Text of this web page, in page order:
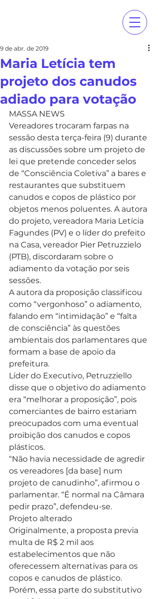
Maria Letícia tem
projeto dos canudos
adiado para votação
9 de abr. de 2019
MASSA NEWS
Vereadores trocaram farpas na
sessão desta terça-feira (9) durante
as discussões sobre um projeto de
lei que pretende conceder selos
de “Consciência Coletiva” a bares e
restaurantes que substituem
canudos e copos de plástico por
objetos menos poluentes. A autora
do projeto, vereadora Maria Letícia
Fagundes (PV) e o líder do prefeito
na Casa, vereador Pier Petruzzielo
(PTB), discordaram sobre o
adiamento da votação por seis
sessões.
A autora da proposição classificou
como “vergonhoso” o adiamento,
falando em “intimidação” e “falta
de consciência” às questões
ambientais dos parlamentares que
formam a base de apoio da
prefeitura.
Líder do Executivo, Petruzziello
disse que o objetivo do adiamento
era “melhorar a proposição”, pois
comerciantes de bairro estariam
preocupados com uma eventual
proibição dos canudos e copos
plásticos.
“Não havia necessidade de agredir
os vereadores [da base] num
projeto de canudinho”, afirmou o
parlamentar. “É normal na Câmara
pedir prazo”, defendeu-se.
Projeto alterado
Originalmente, a proposta previa
multa de R$ 2 mil aos
estabelecimentos que não
oferecessem alternativas para os
copos e canudos de plástico.
Porém, essa parte do substitutivo